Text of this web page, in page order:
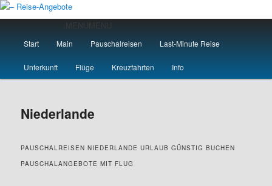
Zum
primären
springen– Reise-Angebote
Start Main Pauschalreisen Last-Minute Reise
Unterkunft Flüge Kreuzfahrten Info
Niederlande
PAUSCHALREISEN NIEDERLANDE URLAUB GÜNSTIG BUCHEN
PAUSCHALANGEBOTE MIT FLUG